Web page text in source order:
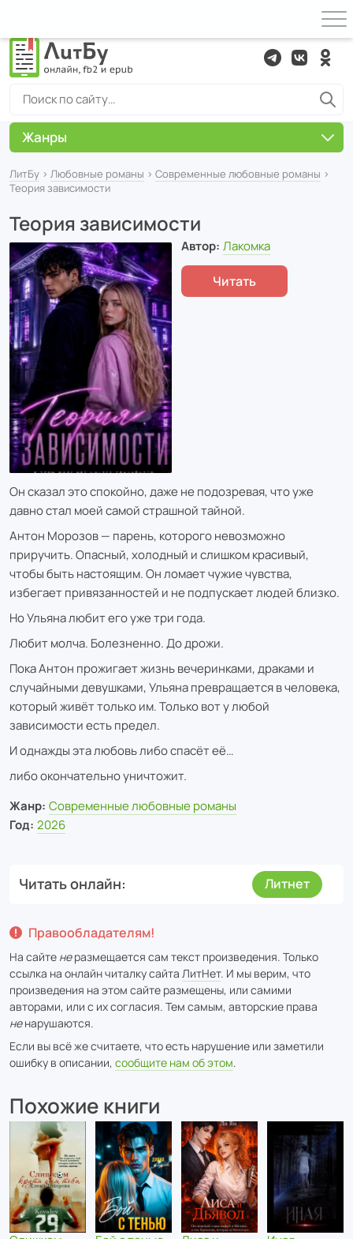
ЛитБу › Любовные романы › Современные любовные романы ›
Теория зависимости
Теория зависимости
Автор: Лакомка
Читать
Он сказал это спокойно, даже не подозревая, что уже
давно стал моей самой страшной тайной.
Антон Морозов — парень, которого невозможно
приручить. Опасный, холодный и слишком красивый,
чтобы быть настоящим. Он ломает чужие чувства,
избегает привязанностей и не подпускает людей близко.
Но Ульяна любит его уже три года.
Любит молча. Болезненно. До дрожи.
Пока Антон прожигает жизнь вечеринками, драками и
случайными девушками, Ульяна превращается в человека,
который живёт только им. Только вот у любой
зависимости есть предел.
И однажды эта любовь либо спасёт её…
либо окончательно уничтожит.
Жанр: Современные любовные романы
Год: 2026
Читать онлайн Литнет
Правообладателям!
На сайте неразмещается сам текст произведения. Только
ссылка на онлайн читалку сайта ЛитНет. И мы верим, что
произведения на этом сайте размещены, или самими
авторами, или с их согласия. Тем самым, авторские права
ненарушаются.
Если вы всё же считаете, что есть нарушение или заметили
ошибку в описании, сообщите нам об этом.
Похожие книги
Жанры